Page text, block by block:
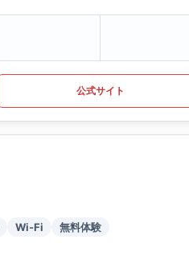
公式サイト
Wi-Fi 無料体験